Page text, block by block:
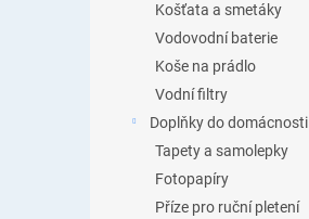
Košťata a smetáky
Vodovodní baterie
Koše na prádlo
Vodní filtry
Doplňky do domácnosti
Tapety a samolepky
Fotopapíry
Příze pro ruční pletení